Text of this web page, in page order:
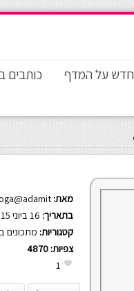
חדש על המדף כותבים
מאת:
בתאריך:
קטגוריות: מתכונים ב-5
צפיות: 4870
1